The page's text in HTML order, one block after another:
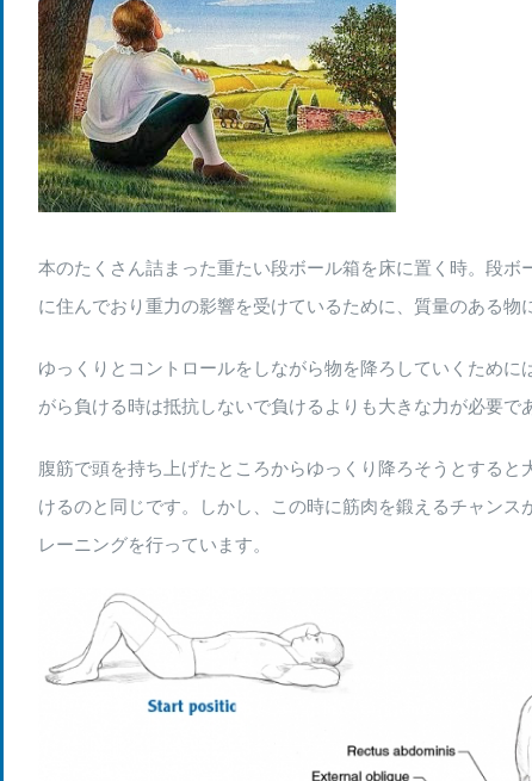
本のたくさん詰まった重たい段ボール箱を床に置く時。段
に住んでおり重力の影響を受けているために、質量のある物
ゆっくりとコントロールをしながら物を降ろしていくため
がら負ける時は抵抗しないで負けるよりも大きな力が必要で
腹筋で頭を持ち上げたところからゆっくり降ろそうとする
けるのと同じです。しかし、この時に筋肉を鍛えるチャン
レーニングを行っています。